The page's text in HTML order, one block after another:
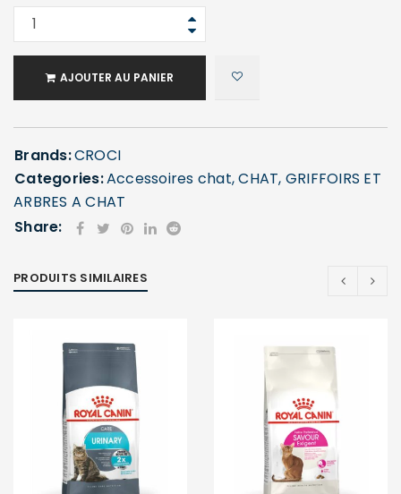
ou e-mail
de passe*
AJOUTER AU PANIER
Brands:CROCI
Categories:Accessoires chat,CHAT, GRIFFOIRS ET
ARBRES A CHAT
Share:
PRODUITS SIMILAIRES